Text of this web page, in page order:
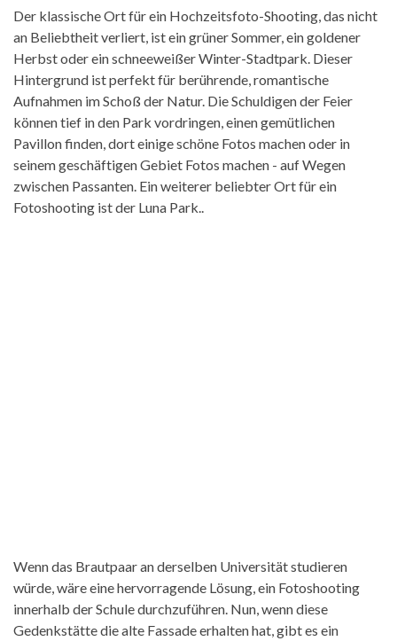
Der klassische Ort für ein Hochzeitsfoto-Shooting, das nicht
an Beliebtheit verliert, ist ein grüner Sommer, ein goldener
Herbst oder ein schneeweißer Winter-Stadtpark. Dieser
Hintergrund ist perfekt für berührende, romantische
Aufnahmen im Schoß der Natur. Die Schuldigen der Feier
können tief in den Park vordringen, einen gemütlichen
Pavillon finden, dort einige schöne Fotos machen oder in
seinem geschäftigen Gebiet Fotos machen - auf Wegen
zwischen Passanten. Ein weiterer beliebter Ort für ein
Fotoshooting ist der Luna Park..
Wenn das Brautpaar an derselben Universität studieren
würde, wäre eine hervorragende Lösung, ein Fotoshooting
innerhalb der Schule durchzuführen. Nun, wenn diese
Gedenkstätte die alte Fassade erhalten hat, gibt es ein